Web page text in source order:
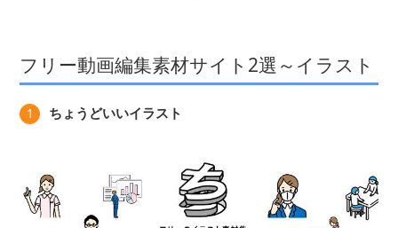
フリー動画編集素材サイト2選～イラスト
1 ちょうどいいイラスト